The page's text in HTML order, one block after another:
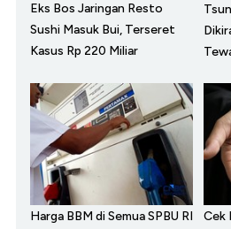
Eks Bos Jaringan Resto
Sushi Masuk Bui, Terseret
Kasus Rp 220 Miliar
Harga BBM di Semua SPBU RI
Cek